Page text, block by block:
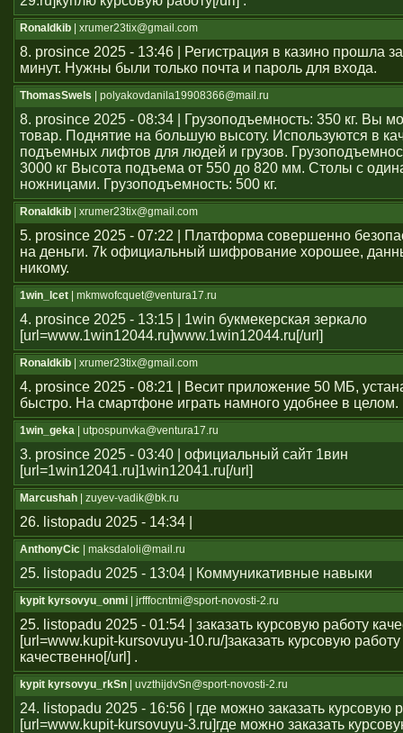
Ronaldkib | xrumer23tix@gmail.com
8. prosince 2025 - 13:46 | Регистрация в казино прошла
минут. Нужны были только почта и пароль для входа.
ThomasSwels | polyakovdanila19908366@mail.ru
8. prosince 2025 - 08:34 | Грузоподъемность: 350 кг. Вы
товар. Поднятие на большую высоту. Используются в
подъемных лифтов для людей и грузов.
3000 кг Высота подъема от 550 до 820 мм. Столы с
ножницами. Грузоподъемность: 500 кг.
Ronaldkib | xrumer23tix@gmail.com
5. prosince 2025 - 07:22 | Платформа совершенно
на деньги. 7k официальный шифрование хорошее,
никому.
1win_lcet | mkmwofcquet@ventura17.ru
4. prosince 2025 - 13:15 | 1win букмекерская зеркало
[url=www.1win12044.ru]www.1win12044.ru[/url]
Ronaldkib | xrumer23tix@gmail.com
4. prosince 2025 - 08:21 | Весит приложение 50 МБ,
быстро. На смартфоне играть намного удобнее в целом.
1win_geka | utpospunvka@ventura17.ru
3. prosince 2025 - 03:40 | официальный сайт 1вин
[url=1win12041.ru]1win12041.ru[/url]
Marcushah | zuyev-vadik@bk.ru
26. listopadu 2025 - 14:34 |
AnthonyCic | maksdaloli@mail.ru
25. listopadu 2025 - 13:04 | Коммуникативные навыки
kypit kyrsovyu_onmi | jrfffocntmi@sport-novosti-2.ru
25. listopadu 2025 - 01:54 | заказать курсовую работу
[url=www.kupit-kursovuyu-10.ru/]заказать курсовую работу
качественно[/url] .
kypit kyrsovyu_rkSn | uvzthijdvSn@sport-novosti-2.ru
24. listopadu 2025 - 16:56 | где можно заказать курсовую
[url=www.kupit-kursovuyu-3.ru]где можно заказать